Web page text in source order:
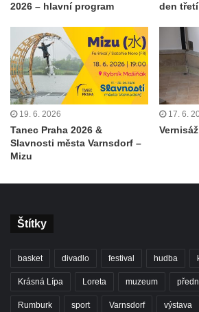
2026 – hlavní program
den
19. 6. 2026
Tanec Praha 2026 &
Slavnosti města Varnsdorf –
Mizu
17. 6.
Štítky
basket divadlo festival hudba
Krásná Lípa Loreta muzeum
Rumburk sport Varnsdorf výstava